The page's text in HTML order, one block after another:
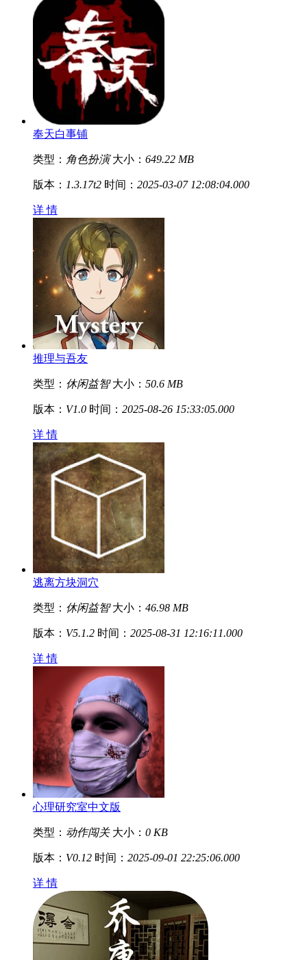
奉天白事铺
类型： 角色扮演 大小： 649.22 MB
版本： 1.3.17t2 时间： 2025-03-07 12:08:04.000
详 情
推理与吾友
类型： 休闲益智 大小： 50.6 MB
版本： V1.0 时间： 2025-08-26 15:33:05.000
详 情
逃离方块洞穴
类型： 休闲益智 大小： 46.98 MB
版本： V5.1.2 时间： 2025-08-31 12:16:11.000
详 情
心理研究室中文版
类型： 动作闯关 大小： 0 KB
版本： V0.12 时间： 2025-09-01 22:25:06.000
详 情